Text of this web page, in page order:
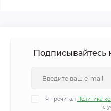
Подписывайтесь
Я прочитал Политика
с